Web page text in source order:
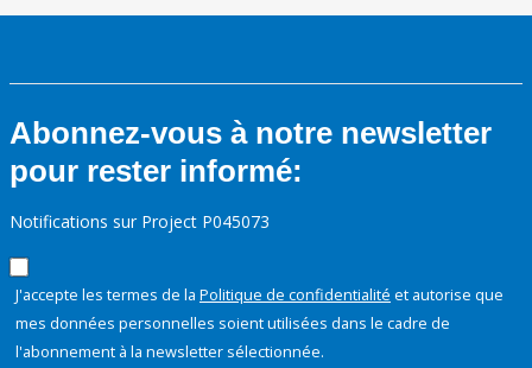
Abonnez-vous à notre newsletter
pour rester informé:
Notifications sur Project P045073
J'accepte les termes de la Politique de confidentialité et autorise que
mes données personnelles soient utilisées dans le cadre de
l'abonnement à la newsletter sélectionnée.